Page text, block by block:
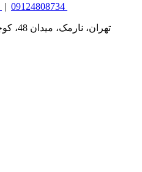
| 09124808734
تهران، نارمک، میدان 48، کوچه شهید سیاوش، پلاک 16